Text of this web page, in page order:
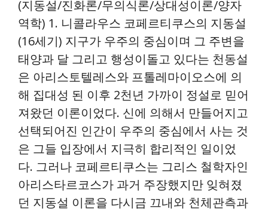
(지동설/진화론/무의식론/상대성이론/양자
역학) 1. 니콜라우스 코페르티쿠스의 지동설
(16세기) 지구가 우주의 중심이며 그 주변을
태양과 달 그리고 행성이돌고 있다는 천동설
은 아리스토텔레스와 프톨레마이오스에 의
해 집대성 된 이후 2천년 가까이 정설로 믿어
져왔던 이론이었다. 신에 의해서 만들어지고
선택되어진 인간이 우주의 중심에서 사는 것
은 그들 입장에서 지극히 합리적인 일이었
다. 그러나 코페르티쿠스는 그리스 철학자인
아리스타르코스가 과거 주장했지만 잊혀졌
던 지동설 이론을 다시금 끄내와 천체관측과